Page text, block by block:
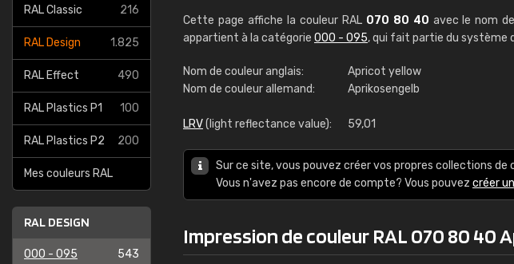
RAL Classic 216
RAL Design 1.825
RAL Effect 490
RAL Plastics P1 100
RAL Plastics P2 200
Mes couleurs RAL
RAL DESIGN
000 - 095 543
Cette page affiche la couleur RAL 070 80 40 avec le nom
appartient à la catégorie 000 - 095, qui fait partie du système
Nom de couleur anglais:
Apricot yellow
Nom de couleur allemand:
Aprikosengelb
LRV(light reflectance value): 59,01
Sur ce site, vous pouvez créer vos propres collections de
Vous n'avez pas encore de compte? Vous pouvez créer
Impression de couleur RAL 070 80 40